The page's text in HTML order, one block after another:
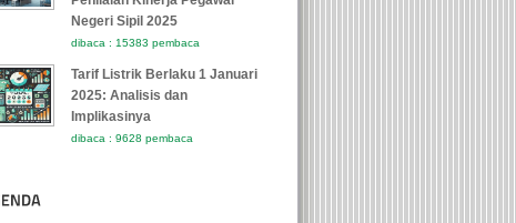
Negeri Sipil 2025
dibaca : 15383 pembaca
Tarif Listrik Berlaku 1 Januari
2025: Analisis dan
Implikasinya
dibaca : 9628 pembaca